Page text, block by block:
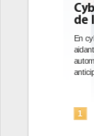
Des
ce
1